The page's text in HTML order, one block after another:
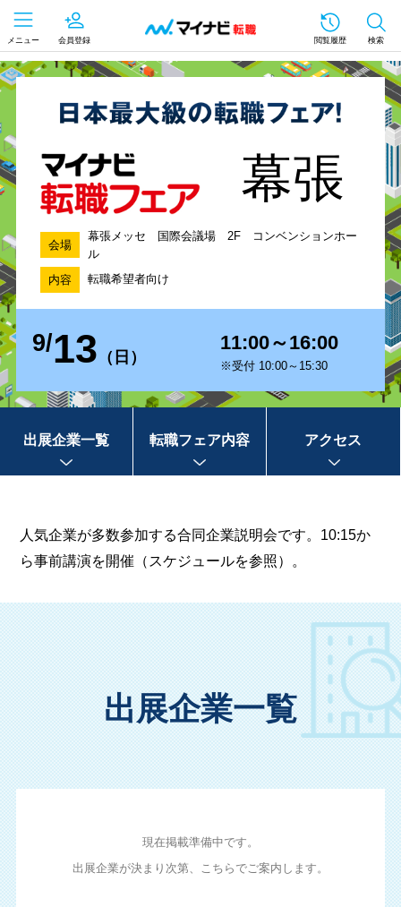
メニュー 会員登録 閲覧履歴 検索
幕張
会場
幕張メッセ 国際会議場 2F コンベンションホー
ル
内容
転職希望者向け
9/13 （日）
11:00～16:00
※受付 10:00～15:30
出展企業一覧 転職フェア内容 アクセス
人気企業が多数参加する合同企業説明会です。10:15か
ら事前講演を開催（スケジュールを参照）。
出展企業一覧
現在掲載準備中です。
出展企業が決まり次第、こちらでご案内します。